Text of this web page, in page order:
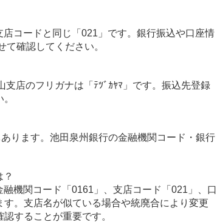
コードと同じ「021」です。銀行振込や口座情
確認してください。
支店のフリガナは「ﾃﾂﾞｶﾔﾏ」です。振込先登録
ります。池田泉州銀行の金融機関コード・銀行
機関コード「0161」、支店コード「021」、口
。支店名が似ている場合や統廃合により変更
することが重要です。